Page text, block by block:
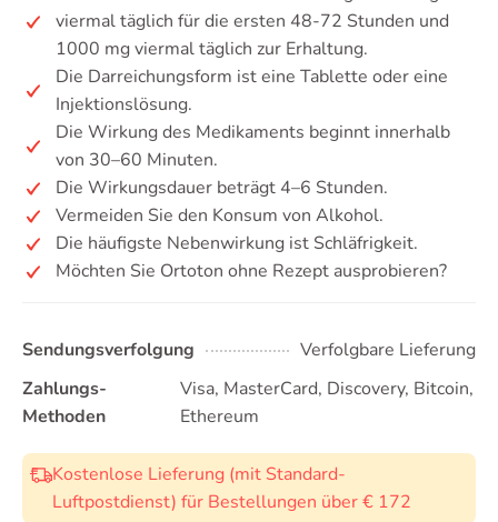
viermal täglich für die ersten 48-72 Stunden und
1000 mg viermal täglich zur Erhaltung.
Die Darreichungsform ist eine Tablette oder eine
Injektionslösung.
Die Wirkung des Medikaments beginnt innerhalb
von 30–60 Minuten.
Die Wirkungsdauer beträgt 4–6 Stunden.
Vermeiden Sie den Konsum von Alkohol.
Die häufigste Nebenwirkung ist Schläfrigkeit.
Möchten Sie Ortoton ohne Rezept ausprobieren?
Sendungsverfolgung
Verfolgbare Lieferung
Zahlungs-
Methoden
Visa, MasterCard, Discovery, Bitcoin,
Ethereum
Kostenlose Lieferung (mit Standard-
Luftpostdienst) für Bestellungen über € 172